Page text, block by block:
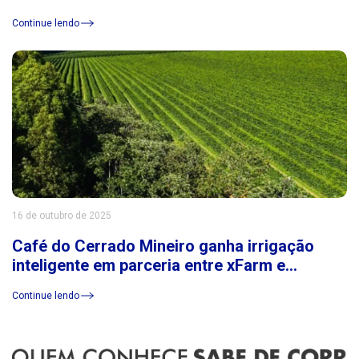
Continue lendo
16 de outubro de 2025
Café do Cerrado Mineiro ganha irrigação
inteligente em parceria entre xFarm e
Continue lendo